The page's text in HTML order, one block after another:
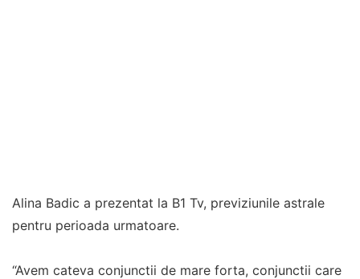
Alina Badic a prezentat la B1 Tv, previziunile astrale
pentru perioada urmatoare.
“Avem cateva conjunctii de mare forta, conjunctii care